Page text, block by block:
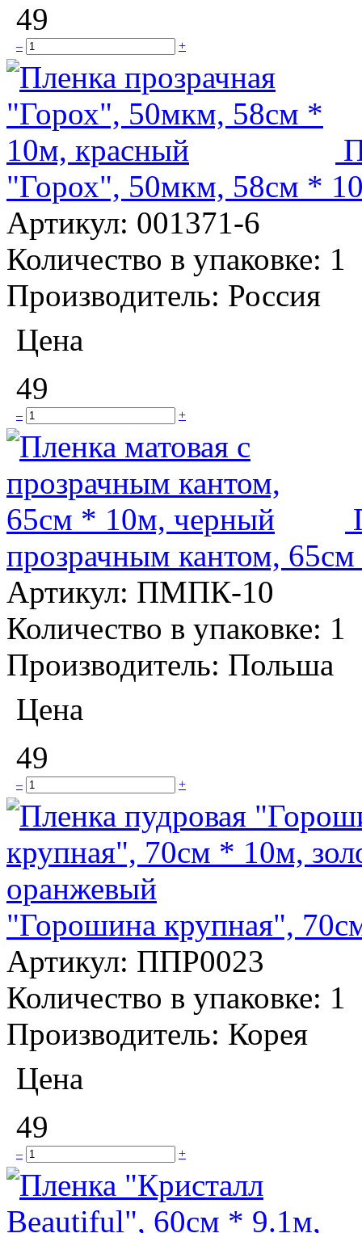
49
– +
"Горох", 50мкм, 58см *
Артикул: 001371-6
Количество в упаковке: 1
Производитель: Россия
Цена
49
– +
прозрачным кантом,
Артикул: ПМПК-10
Количество в упаковке: 1
Производитель: Польша
Цена
49
– +
"Горошина крупная",
Артикул: ППР0023
Количество в упаковке: 1
Производитель: Корея
Цена
49
– +